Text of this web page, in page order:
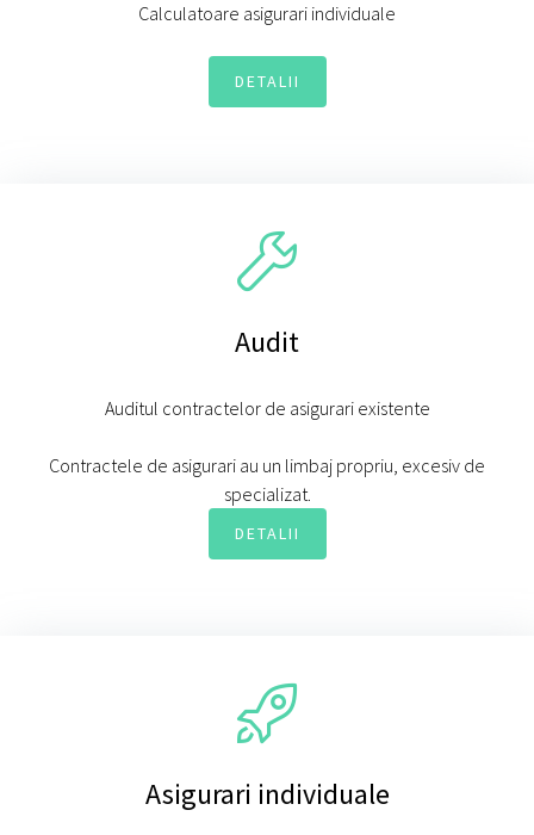
Calculatoare asigurari individuale
DETALII
Audit
Auditul contractelor de asigurari existente
Contractele de asigurari au un limbaj propriu, excesiv de
specializat.
DETALII
Asigurari individuale